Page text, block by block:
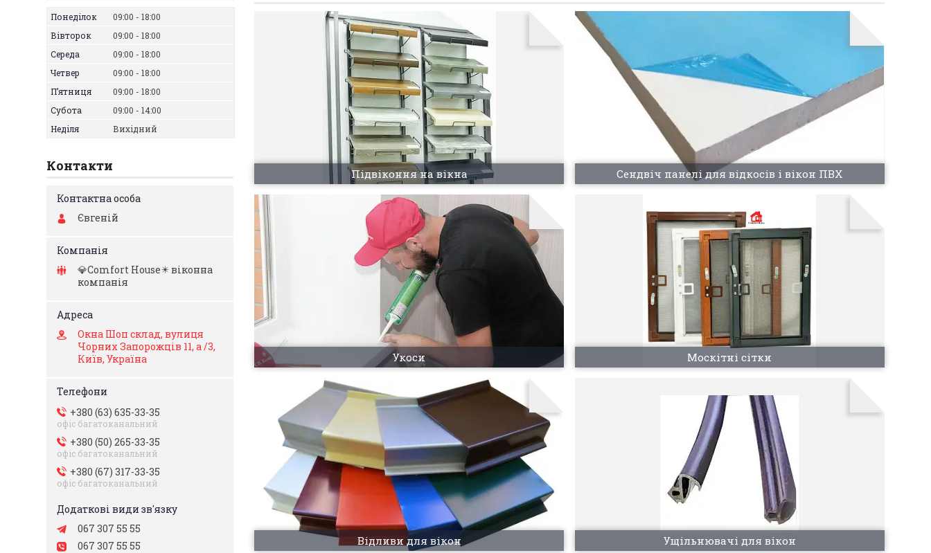
Підвіконня на вікна Сендвіч панелі для відкосів і вікон ПВХ
Укоси Москітні сітки
Відливи для вікон Ущільнювачі для вікон
Понеділок 09:00
18:00
Вівторок
09:00
18:00
Середа
09:00
18:00
Четвер
09:00
18:00
Пʼятниця
09:00
18:00
Субота
09:00
14:00
Неділя
Вихідний
Контакти
Євгеній
💎Comfort Hоuse✴️ віконна
компанія
Окна Шоп склад, вулиця
Чорних Запорожців 11, а /3,
Київ, Україна
+380 (63) 635-33-35
офіс багатоканальний
+380 (50) 265-33-35
офіс багатоканальний
+380 (67) 317-33-35
офіс багатоканальний
067 307 55 55
067 307 55 55